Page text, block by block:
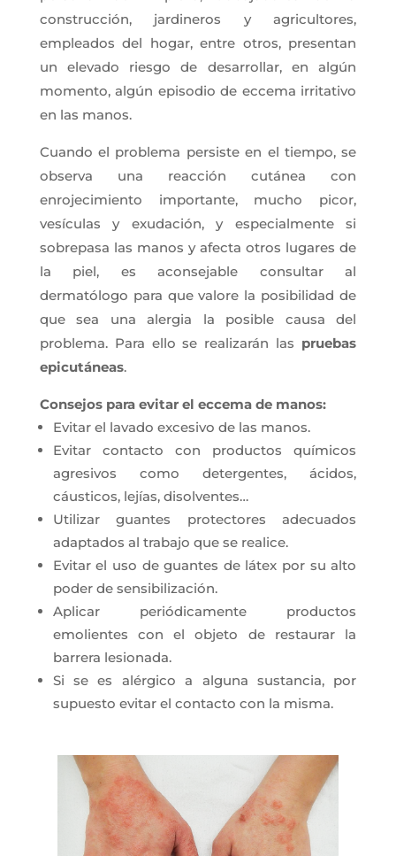
construcción, jardineros y agricultores,
empleados del hogar, entre otros, presentan
un elevado riesgo de desarrollar, en algún
momento, algún episodio de eccema irritativo
en las manos.
Cuando el problema persiste en el tiempo, se
observa una reacción cutánea con
enrojecimiento importante, mucho picor,
vesículas y exudación, y especialmente si
sobrepasa las manos y afecta otros lugares de
la piel, es aconsejable consultar al
dermatólogo para que valore la posibilidad de
que sea una alergia la posible causa del
problema. Para ello se realizarán las pruebas
epicutáneas.
Consejos para evitar el eccema de manos:
Evitar el lavado excesivo de las manos.
Evitar contacto con productos químicos
agresivos como detergentes, ácidos,
cáusticos, lejías, disolventes…
Utilizar guantes protectores adecuados
adaptados al trabajo que se realice.
Evitar el uso de guantes de látex por su alto
poder de sensibilización.
Aplicar periódicamente productos
emolientes con el objeto de restaurar la
barrera lesionada.
Si se es alérgico a alguna sustancia, por
supuesto evitar el contacto con la misma.